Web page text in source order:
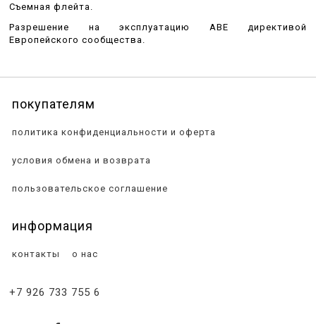
Съемная флейта.
Разрешение на эксплуатацию ABE директивой
Европейского сообщества.
покупателям
политика конфиденциальности и оферта
условия обмена и возврата
пользовательское соглашение
информация
контакты о нас
+7 926 733 755 6